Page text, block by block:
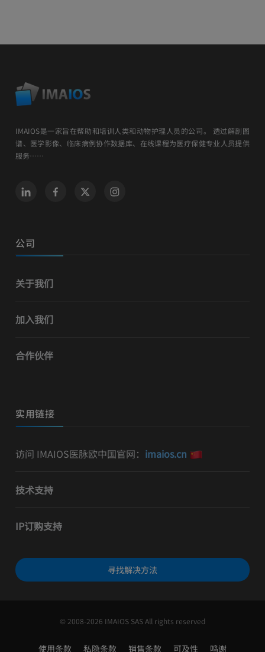
IMAIOS是一家旨在帮助和培训人类和动物护理人员的公司。 透过解剖图
谱、医学影像、临床病例协作数据库、在线课程为医疗保健专业人员提供
服务……
公司
关于我们
加入我们
合作伙伴
实用链接
访问 IMAIOS医脉欧中国官网： imaios.cn
技术支持
IP订购支持
寻找解决方法
© 2008-2026 IMAIOS SAS All rights reserved
使用条款 私隐条款 销售条款 可及性 鸣谢